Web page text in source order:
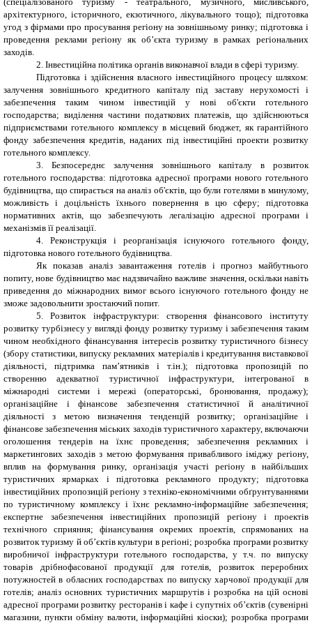
архітектурного, історичного, екзотичного, лікувального тощо); підготовка
угод з фірмами про просування регіону на зовнішньому ринку; підготовка і
проведення реклами регіону як об’єкта туризму в рамках регіональних
заходів.
2 . Інвестиційна політика органів виконавчої влади в сфері туризму.
Підготовка і здійснення власного інвестиційного процесу шляхом:
залучення зовнішнього кредитного капіталу під заставу нерухомості і
забезпечення таким чином інвестицій у нові об'єкти готельного
господарства; виділення частини податкових платежів, що здійснюються
підприємствами готельного комплексу в місцевий бюджет, як гарантійного
фонду забезпечення кредитів, наданих під інвестиційні проекти розвитку
готельного комплексу.
3. Безпосереднє залучення зовнішнього капіталу в розвиток
готельного господарства: підготовка адресної програми нового готельного
будівництва, що спирається на аналіз об'єктів, що були готелями в минулому,
можливість і доцільність їхнього повернення в цю сферу; підготовка
нормативних актів, що забезпечують легалізацію адресної програми і
механізмів її реалізації.
4. Реконструкція і реорганізація існуючого готельного фонду,
підготовка нового готельного будівництва.
Як показав аналіз завантаження готелів і прогноз майбутнього
попиту, нове будівництво має надзвичайно важливе значення, оскільки навіть
приведення до міжнародних вимог всього існуючого готельного фонду не
зможе задовольнити зростаючий попит.
5. Розвиток інфраструктури: створення фінансового інституту
розвитку турбізнесу у вигляді фонду розвитку туризму і забезпечення таким
чином необхідного фінансування інтересів розвитку туристичного бізнесу
(збору статистики, випуску рекламних матеріалів і кредитування виставкової
діяльності, підтримка пам’ятників і т.ін.); підготовка пропозицій по
створенню адекватної туристичної інфраструктури, інтегрованої в
міжнародні системи і мережі (операторські, бронювання, продажу);
організаційне і фінансове забезпечення статистичної й аналітичної
діяльності з метою визначення тенденцій розвитку; організаційне і
фінансове забезпечення міських заходів туристичного характеру, включаючи
оголошення тендерів на їхнє проведення; забезпечення рекламних і
маркетингових заходів з метою формування привабливого іміджу регіону,
вплив на формування ринку, організація участі регіону в найбільших
туристичних ярмарках і підготовка рекламного продукту; підготовка
інвестиційних пропозицій регіону з техніко-економічними обґрунтуваннями
по туристичному комплексу і їхнє рекламно-інформаційне забезпечення;
експертне забезпечення інвестиційних пропозицій регіону і проектів
технічного сприяння; фінансування окремих проектів, спрямованих на
розвиток туризму й об’єктів культури в регіоні; розробка програми розвитку
виробничої інфраструктури готельного господарства, у т.ч. по випуску
товарів дрібнофасованої продукції для готелів, розвиток переробних
потужностей в обласних господарствах по випуску харчової продукції для
готелів; аналіз основних туристичних маршрутів і розробка на цій основі
адресної програми розвитку ресторанів і кафе і супутніх об’єктів (сувенірні
магазини, пункти обміну валюти, інформаційні кіоски); розробка програми